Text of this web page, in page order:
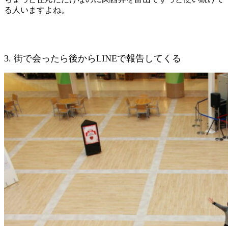
る人いますよね。
3. 街で会ったら後からLINEで報告してくる